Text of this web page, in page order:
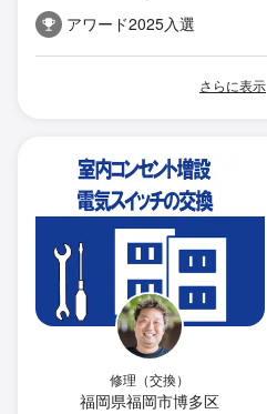
アワード2025入選
さらに表示
修理（交換）
福岡県福岡市博多区